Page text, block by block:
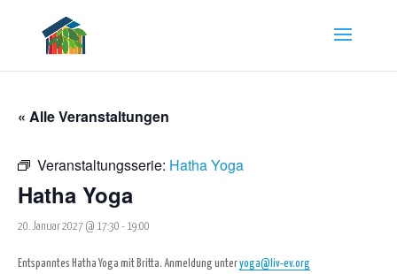
« Alle Veranstaltungen
Veranstaltungsserie: Hatha Yoga
Hatha Yoga
20. Januar 2027 @ 17:30 - 19:00
Entspanntes Hatha Yoga mit Britta. Anmeldung unteryoga@liv-ev.org